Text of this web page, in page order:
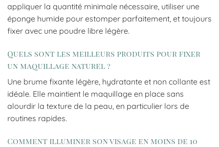
appliquer la quantité minimale nécessaire, utiliser une
éponge humide pour estomper parfaitement, et toujours
fixer avec une poudre libre légère.
Quels sont les meilleurs produits pour fixer
un maquillage naturel ?
Une brume fixante légère, hydratante et non collante est
idéale. Elle maintient le maquillage en place sans
alourdir la texture de la peau, en particulier lors de
routines rapides.
Comment illuminer son visage en moins de 10